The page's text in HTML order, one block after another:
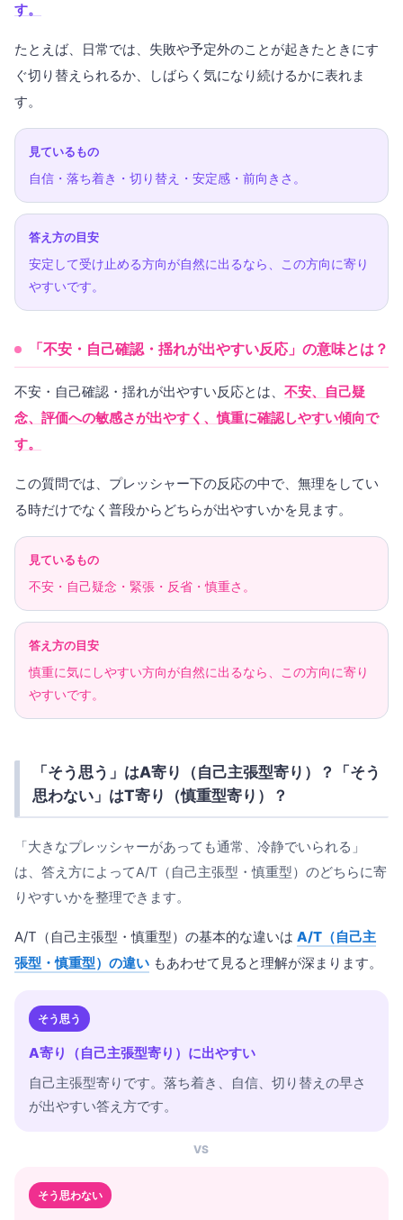
す。
たとえば、日常では、失敗や予定外のことが起きたときにす
ぐ切り替えられるか、しばらく気になり続けるかに表れま
す。
見ているもの
自信・落ち着き・切り替え・安定感・前向きさ。
答え方の目安
安定して受け止める方向が自然に出るなら、この方向に寄り
やすいです。
「不安・自己確認・揺れが出やすい反応」の意味とは？
不安・自己確認・揺れが出やすい反応とは、 不安、自己疑
念、評価への敏感さが出やすく、慎重に確認しやすい傾向で
す。
この質問では、プレッシャー下の反応の中で、無理をしてい
る時だけでなく普段からどちらが出やすいかを見ます。
見ているもの
不安・自己疑念・緊張・反省・慎重さ。
答え方の目安
慎重に気にしやすい方向が自然に出るなら、この方向に寄り
やすいです。
「そう思う」はA寄り（自己主張型寄り）？「そう
思わない」はT寄り（慎重型寄り）？
「大きなプレッシャーがあっても通常、冷静でいられる」
は、答え方によってA/T（自己主張型・慎重型）のどちらに寄
りやすいかを整理できます。
A/T（自己主張型・慎重型）の基本的な違いは A/T（自己主
張型・慎重型）の違い もあわせて見ると理解が深まります。
そう思う
A寄り（自己主張型寄り）に出やすい
自己主張型寄りです。落ち着き、自信、切り替えの早さ
が出やすい答え方です。
VS
そう思わない